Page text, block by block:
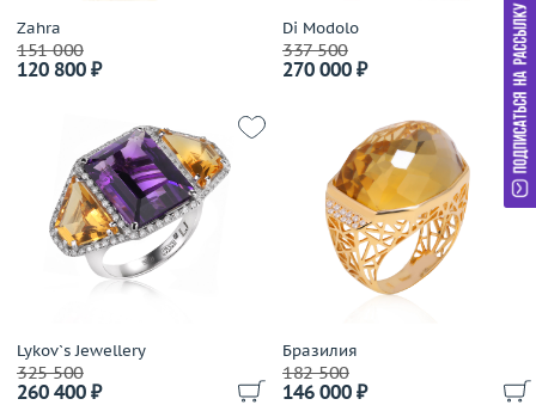
Zahra
151 000
120 800 ₽
Di Modolo
337 500
270 000 ₽
Lykov`s Jewellery
325 500
260 400 ₽
Бразилия
182 500
146 000 ₽